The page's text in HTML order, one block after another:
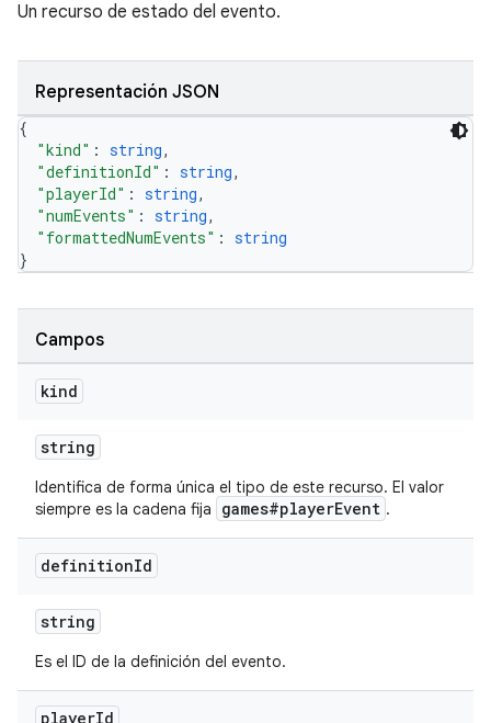
Un recurso de estado del evento.
Representación JSON
{
"kind" : string,
"definitionId" : string,
"playerId" : string,
"numEvents" : string,
"formattedNumEvents" : string
}
Campos
kind
string
Identifica de forma única el tipo de este recurso. El valor
siempre es la cadena fija
games#playerEvent .
definitionId
string
Es el ID de la definición del evento.
playerId